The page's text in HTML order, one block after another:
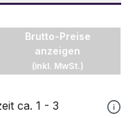
Brutto-Preise
anzeigen
(inkl. MwSt.)
ca. 1 - 3